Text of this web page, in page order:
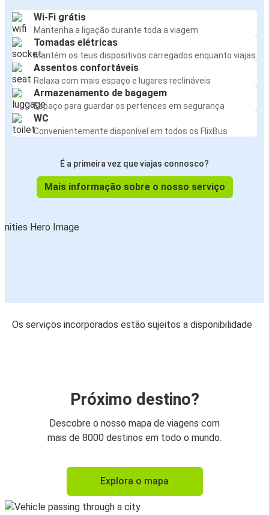
Wi-Fi grátis
Mantenha a ligação durante toda a viagem
Tomadas elétricas
Mantém os teus dispositivos carregados enquanto viajas
Assentos confortáveis
Relaxa com mais espaço e lugares reclináveis
Armazenamento de bagagem
Espaço para guardar os pertences em segurança
WC
Convenientemente disponível em todos os FlixBus
É a primeira vez que viajas connosco?
Mais informação sobre o nosso serviço
Os serviços incorporados estão sujeitos a disponibilidade
Próximo destino?
Descobre o nosso mapa de viagens com
mais de 8000 destinos em todo o mundo.
Explora o mapa